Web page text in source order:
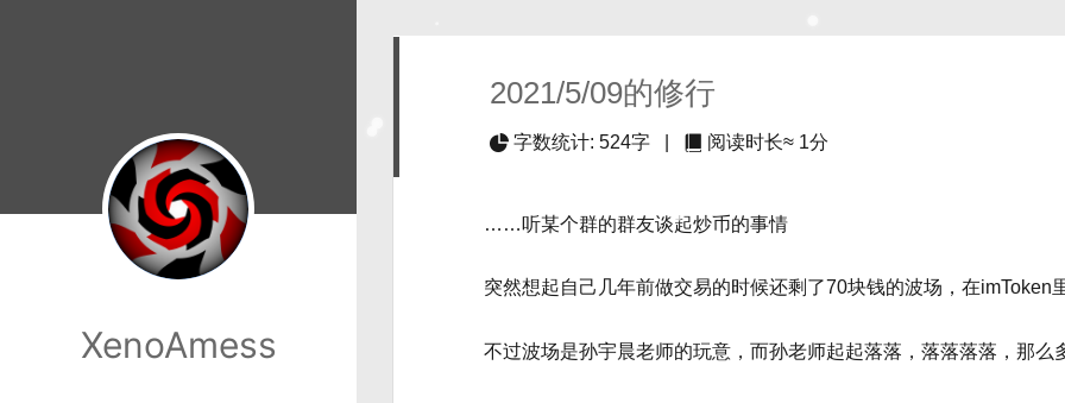
XenoAmess
2021/5/09的修行
字数统计: 524字 阅读时长≈ 1分
……听某个群的群友谈起炒币的事情
突然想起自己几年前做交易的时候还剩了70块钱的波场，在imToken
不过波场是孙宇晨老师的玩意，而孙老师起起落落，落落落落，那